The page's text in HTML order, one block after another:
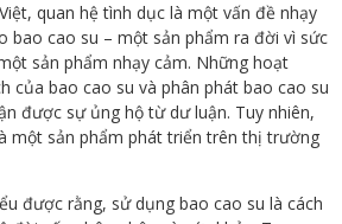
quan hệ tình dục là một vấn đề nhạy
bao cao su – một sản phẩm ra đời vì sức
sản phẩm nhạy cảm. Những hoạt
của bao cao su và phân phát bao cao su
được sự ủng hộ từ dư luận. Tuy nhiên,
một sản phẩm phát triển trên thị trường
được rằng, sử dụng bao cao su là cách